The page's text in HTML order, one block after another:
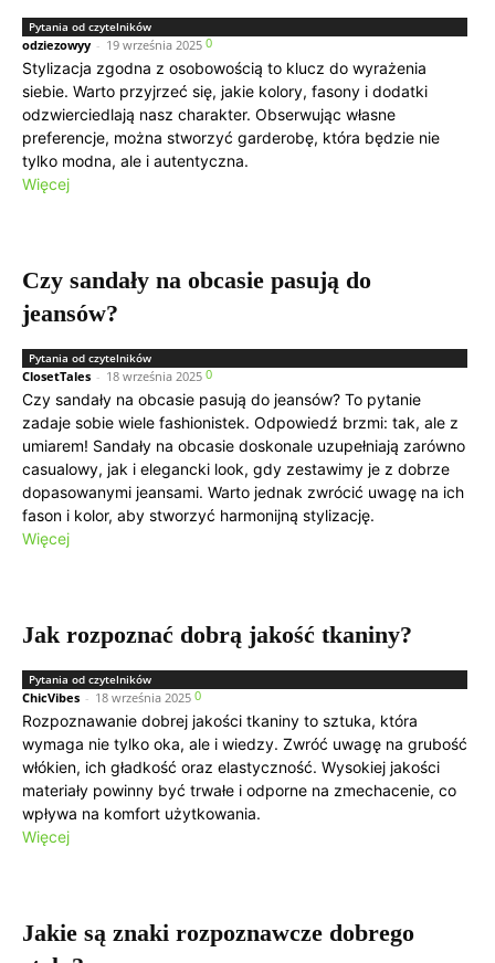
Pytania od czytelników
odziezowyy - 19 września 2025 0
Stylizacja zgodna z osobowością to klucz do wyrażenia
siebie. Warto przyjrzeć się, jakie kolory, fasony i dodatki
odzwierciedlają nasz charakter. Obserwując własne
preferencje, można stworzyć garderobę, która będzie nie
tylko modna, ale i autentyczna.
Więcej
Czy sandały na obcasie pasują do
jeansów?
Pytania od czytelników
ClosetTales - 18 września 2025 0
Czy sandały na obcasie pasują do jeansów? To pytanie
zadaje sobie wiele fashionistek. Odpowiedź brzmi: tak, ale z
umiarem! Sandały na obcasie doskonale uzupełniają zarówno
casualowy, jak i elegancki look, gdy zestawimy je z dobrze
dopasowanymi jeansami. Warto jednak zwrócić uwagę na ich
fason i kolor, aby stworzyć harmonijną stylizację.
Więcej
Jak rozpoznać dobrą jakość tkaniny?
Pytania od czytelników
ChicVibes - 18 września 2025 0
Rozpoznawanie dobrej jakości tkaniny to sztuka, która
wymaga nie tylko oka, ale i wiedzy. Zwróć uwagę na grubość
włókien, ich gładkość oraz elastyczność. Wysokiej jakości
materiały powinny być trwałe i odporne na zmechacenie, co
wpływa na komfort użytkowania.
Więcej
Jakie są znaki rozpoznawcze dobrego